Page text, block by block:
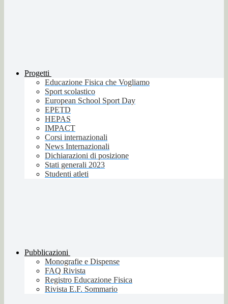
Progetti
Educazione Fisica che Vogliamo
Sport scolastico
European School Sport Day
EPETD
HEPAS
IMPACT
Corsi internazionali
News Internazionali
Dichiarazioni di posizione
Stati generali 2023
Studenti atleti
Pubblicazioni
Monografie e Dispense
FAQ Rivista
Registro Educazione Fisica
Rivista E.F. Sommario